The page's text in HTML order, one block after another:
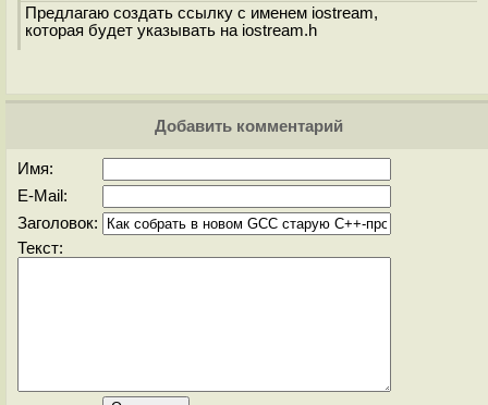
Предлагаю создать ссылку с именем iostream,
которая будет указывать на iostream.h
Добавить комментарий
Имя:
E-Mail:
Заголовок:
Текст: